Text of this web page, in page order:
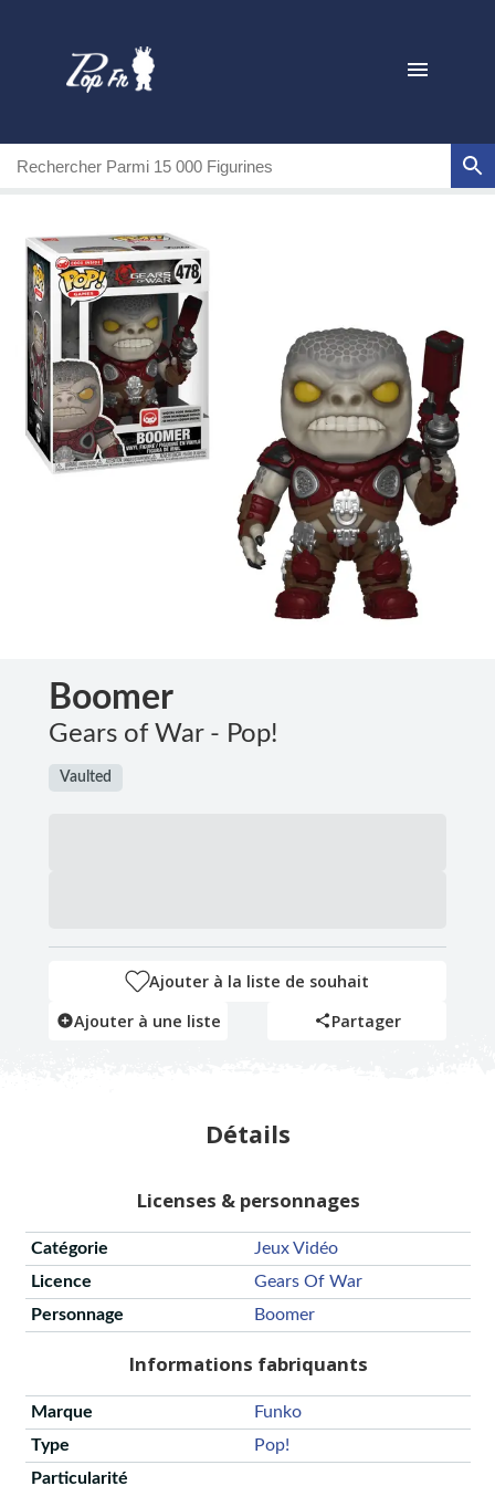
Boomer
Gears of War - Pop!
Vaulted
Ajouter à la liste de souhait
Ajouter à une liste
Partager
Détails
Licenses & personnages
Catégorie
Jeux Vidéo
Licence
Gears Of War
Personnage
Boomer
Informations fabriquants
Marque
Funko
Type
Pop!
Particularité